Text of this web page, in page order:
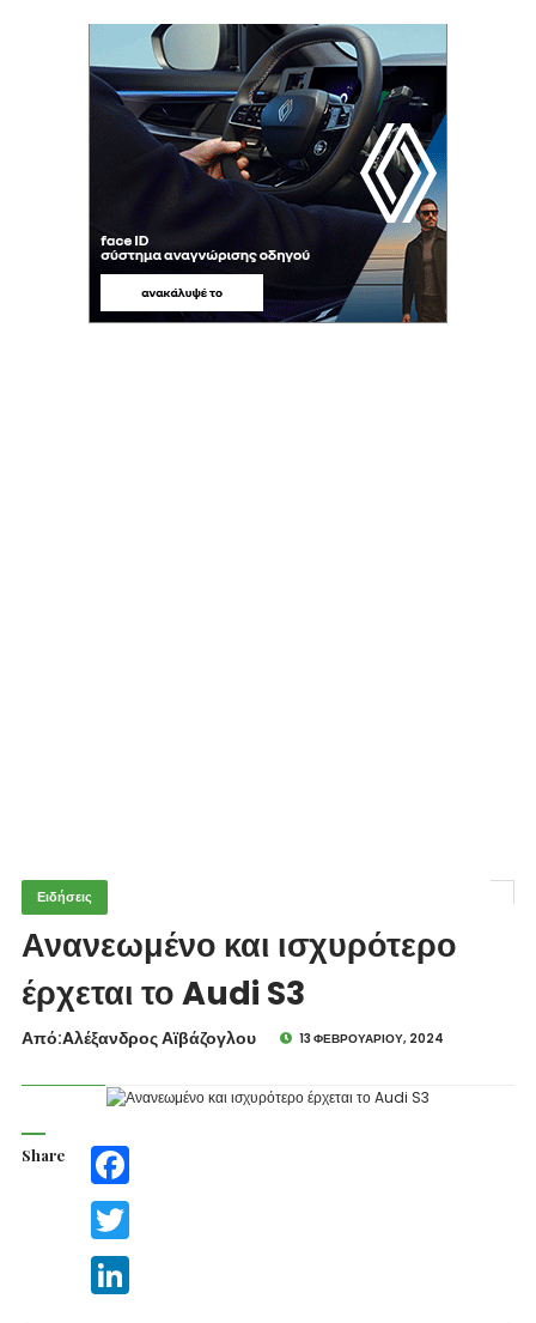
Ειδήσεις
Ανανεωμένο και ισχυρότερο
έρχεται το Audi S3
Από:Aλέξανδρος Αϊβάζογλου 13 ΦΕΒΡΟΥΑΡΊΟΥ, 2024
Share Facebook
Twitter
LinkedIn